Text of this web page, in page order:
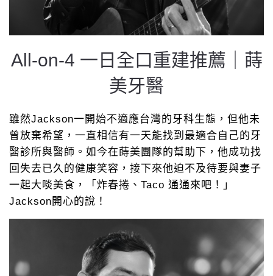
All-on-4 一日全口重建推薦｜蒔
美牙醫
雖然Jackson一開始不適應台灣的牙科生態，但他未
曾放棄希望，一直相信有一天能找到最適合自己的牙
醫診所與醫師。如今在蒔美團隊的幫助下，他成功找
回失去已久的健康笑容，接下來他迫不及待要與妻子
一起大啖美食，「炸春捲、Taco 通通來吧！」
Jackson開心的說！